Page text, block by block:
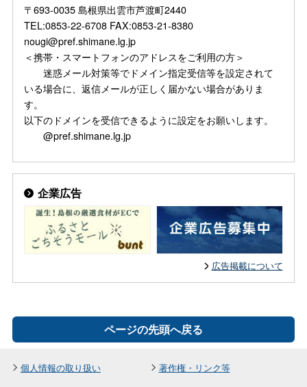
〒693-0035 島根県出雲市芦渡町2440
TEL:0853-22-6708 FAX:0853-21-8380
nougi@pref.shimane.lg.jp
＜携帯・スマートフォンのアドレスをご利用の方＞
迷惑メール対策等でドメイン指定受信等を設定されて
いる場合に、返信メールが正しく届かない場合がありま
す。
以下のドメインを受信できるように設定をお願いします。
@pref.shimane.lg.jp
企業広告
広告掲載について
ページの先頭へ戻る
個人情報の取り扱い
著作権・リンク等